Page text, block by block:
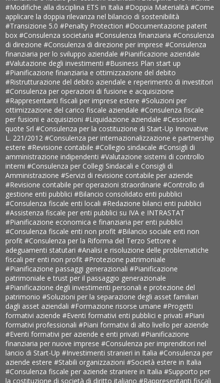
#Modifiche alla disciplina ETS in Italia#Doppia Materialità#Come
applicare la doppia rilevanza nel bilancio di sostenibilità
#Transizione 5.0#Penalty Protection#Documentazione patent
box#Consulenza societaria#Consulenza finanziaria#Consulenza
di direzione#Consulenza di direzione per imprese#Consulenza
finanziaria per lo sviluppo aziendale#Pianificazione aziendale
#Valutazione degli investimenti#Business Plan start up
#Pianificazione finanziaria e ottimizzazione del debito
#Ristrutturazione del debito aziendale e reperimento di investitori
#Consulenza per operazioni di fusione e acquisizione
#Rappresentanti fiscali per imprese estere#Soluzioni per
ottimizzazione del carico fiscale aziendale#Consulenza fiscale
per fusioni e acquisizioni#Liquidazione aziendale#Cessione
quote Srl#Consulenza per la costituzione di Start-Up Innovative
L. 221/2012#Consulenza per internazionalizzazione e partnership
estere#Revisione contabile#Collegio sindacale#Consigli di
amministrazione indipendenti#Valutazione sistemi di controllo
interni#Consulenza per Collegi Sindacali e Consigli di
Amministrazione#Servizi di revisione contabile per aziende
#Revisione contabile per operazioni straordinarie#Controllo di
gestione enti pubblici#Bilancio consolidato enti pubblici
#Consulenza fiscale enti locali#Redazione bilanci enti pubblici
#Assistenza fiscale per enti pubblici su IVA e INTRASTAT
#Pianificazione economica e finanziaria per enti pubblici
#Consulenza fiscale enti non profit#Bilancio sociale enti non
profit#Consulenza per la Riforma del Terzo Settore e
adeguamenti statutari#Analisi e risoluzione delle problematiche
fiscali per enti non profit#Protezione patrimoniale
#Pianificazione passaggi generazionali#Pianificazione
patrimoniale e trust per il passaggio generazionale
#Pianificazione degli investimenti personali e protezione del
patrimonio#Soluzioni per la separazione degli asset familiari
dagli asset aziendali#Formazione risorse umane#Progetti
formativi aziende#Eventi formativi enti pubblici e privati#Piani
formativi professionali#Piani formativi di alto livello per aziende
#Eventi formativi per aziende e enti privati#Pianificazione
finanziaria per nuove imprese#Consulenza per imprenditori nel
lancio di Start-Up#Investimenti stranieri in Italia#Consulenza per
aziende estere#Stabili organizzazioni#Società estere in Italia
#Consulenza fiscale per aziende straniere in Italia#Supporto per
la costituzione di società di diritto italiano#Rappresentanti fiscali